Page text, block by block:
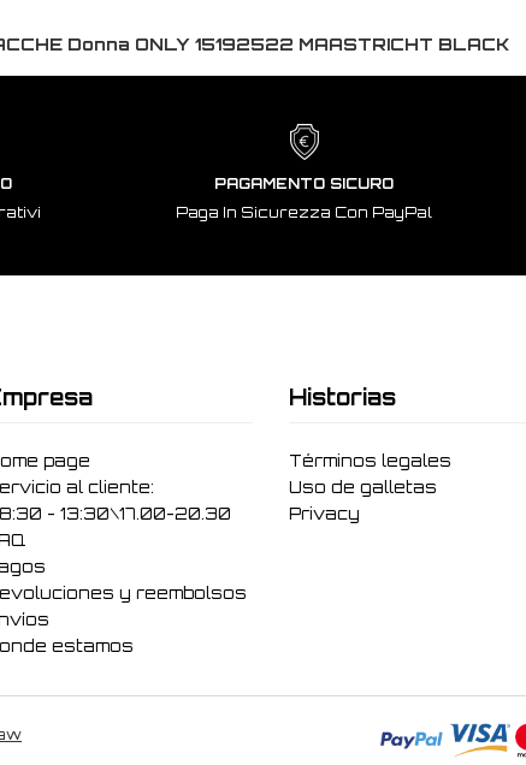
Donna ONLY 15192522 MAASTRICHT BLACK
PAGAMENTO SICURO
Paga In Sicurezza Con PayPal
page
al cliente:
- 13:30\17.00-20.30
y reembolsos
estamos
Historias
Términos legales
Uso de galletas
Privacy